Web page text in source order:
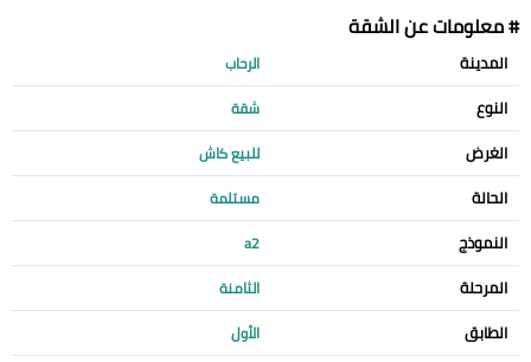
# معلومات عن الشقة
المدينة الرحاب
النوع شقة
الغرض للبيع كاش
الحالة مستلمة
النموذج a2
المرحلة الثامنة
الطابق الأول